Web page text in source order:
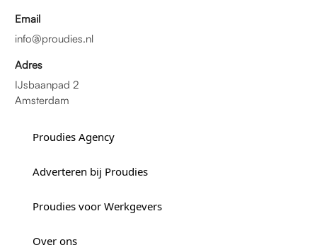
Email
info@proudies.nl
Adres
IJsbaanpad 2
Amsterdam
Proudies Agency
Adverteren bij Proudies
Proudies voor Werkgevers
Over ons